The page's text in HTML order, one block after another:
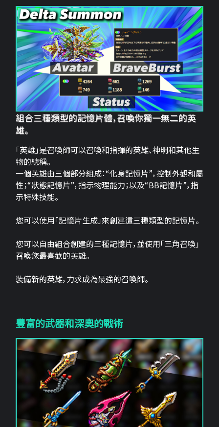
組合三種類型的記憶片體，召喚你獨一無二的英
雄。
「英雄」是召喚師可以召喚和指揮的英雄、神明和其他生
物的總稱。
一個英雄由三個部分組成：“化身記憶片”，控制外觀和屬
性；“狀態記憶片”，指示物理能力；以及“BB記憶片”，指
示特殊技能。
您可以使用「記憶片生成」來創建這三​​種類型的記憶片。
您可以自由組合創建的三種記憶片，並使用「三角召喚」
召喚您最喜歡的英雄。
裝備新的英雄，力求成為最強的召喚師。
豐富的武器和深奧的戰術